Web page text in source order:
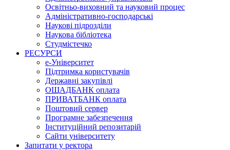
Освітньо-виховний та науковий процес
Адміністративно-господарські
Наукові підрозділи
Наукова бібліотека
Студмістечко
РЕСУРСИ
е-Університет
Підтримка користувачів
Державні закупівлі
ОЩАДБАНК оплата
ПРИВАТБАНК оплата
Поштовий сервер
Програмне забезпечення
Інституційний репозитарій
Сайти університету
Запитати у ректора